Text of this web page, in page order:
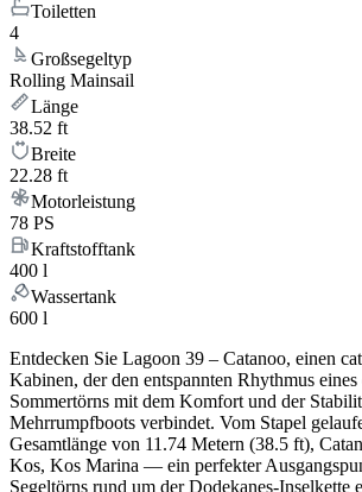
Toiletten
4
Großsegeltyp
Rolling Mainsail
Länge
38.52 ft
Breite
22.28 ft
Motorleistung
78 PS
Kraftstofftank
400 l
Wassertank
600 l
Entdecken Sie Lagoon 39 – Catanoo, einen
Kabinen, der den entspannten Rhythmus eines
Sommertörns mit dem Komfort und der
Mehrrumpfboots verbindet. Vom Stapel
Gesamtlänge von 11.74 Metern (38.5 ft),
Kos, Kos Marina — ein perfekter
Segeltörns rund um der Dodekanes-Inselkette